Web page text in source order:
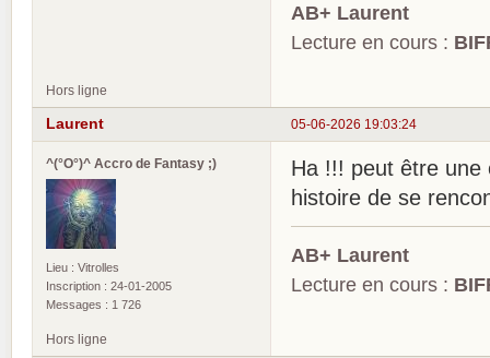
AB+ Laurent
Lecture en cours :
Hors ligne
05-06-2026 19:03:24
Laurent
^(°O°)^ Accro de Fantasy ;)
Lieu : Vitrolles
Inscription : 24-01-2005
Messages : 1 726
Ha !!! peut être une
histoire de se
AB+ Laurent
Lecture en cours :
Hors ligne